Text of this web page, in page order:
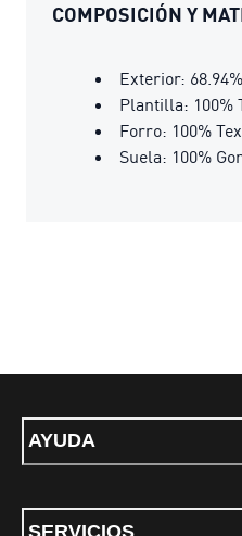
COMPOSICIÓN Y
Exterior:
Plantilla: 100%
Forro: 100%
Suela: 100%
AYUDA
SERVICIOS